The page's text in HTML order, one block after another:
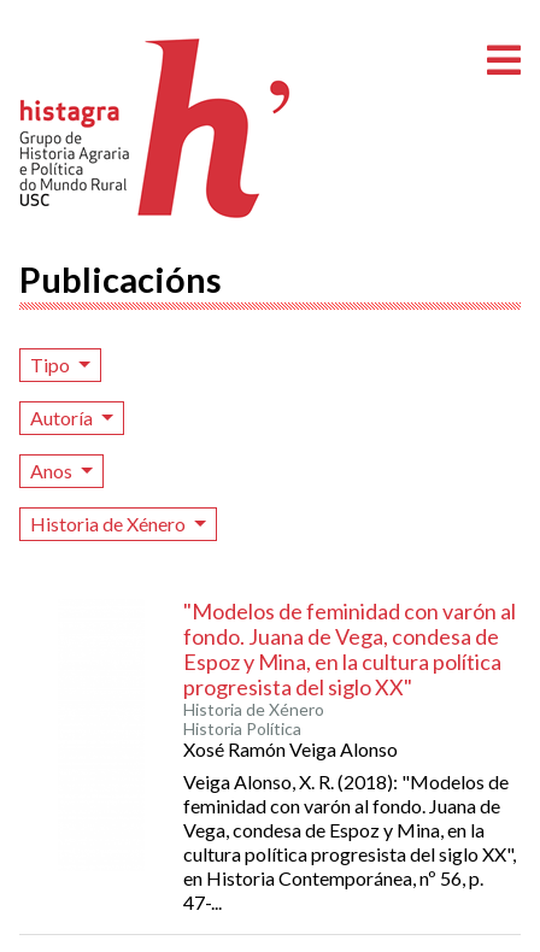
Publicacións
Tipo
Autoría
Anos
Historia de Xénero
"Modelos de feminidad con varón al
fondo. Juana de Vega, condesa de
Espoz y Mina, en la cultura política
progresista del siglo XX"
Historia de Xénero
Historia Política
Xosé Ramón Veiga Alonso
Veiga Alonso, X. R. (2018): "Modelos de
feminidad con varón al fondo. Juana de
Vega, condesa de Espoz y Mina, en la
cultura política progresista del siglo XX",
en Historia Contemporánea, nº 56, p.
47-...